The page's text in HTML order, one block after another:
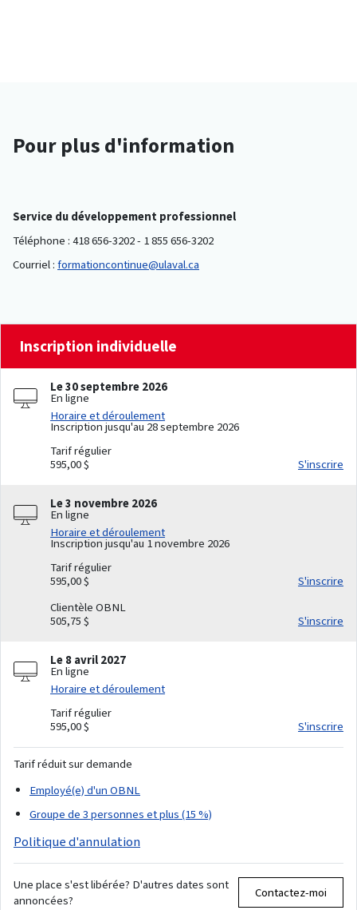
Pour plus d'information
Service du développement professionnel
Téléphone : 418 656-3202 - 1 855 656-3202
Courriel : formationcontinue@ulaval.ca
Inscription individuelle
Le 30 septembre 2026
En ligne
Horaire et déroulement
Inscription jusqu'au 28 septembre 2026
Tarif régulier
595,00 $
S'inscrire
Le 3 novembre 2026
En ligne
Horaire et déroulement
Inscription jusqu'au 1 novembre 2026
Tarif régulier
595,00 $
S'inscrire
Clientèle OBNL
505,75 $
S'inscrire
Le 8 avril 2027
En ligne
Horaire et déroulement
Tarif régulier
595,00 $
S'inscrire
Tarif réduit sur demande
Employé(e) d'un OBNL
Groupe de 3 personnes et plus (15 %)
Politique d'annulation
Une place s'est libérée? D'autres dates sont
annoncées?
Contactez-moi